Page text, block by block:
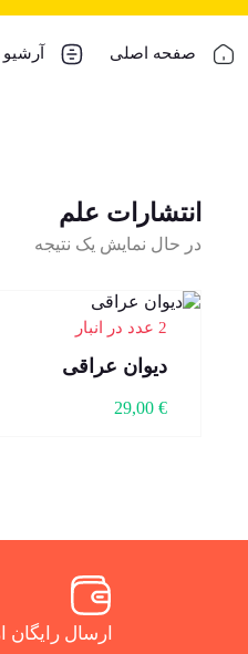
صفحه اصلی آرشیو
انتشارات علم
در حال نمایش یک نتیجه
2 عدد در انبار
دیوان عراقی
29,00 €
ارسال رایگان